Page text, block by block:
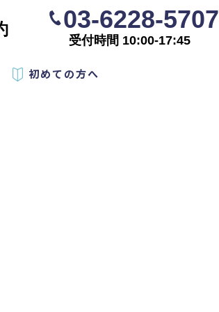
03-6228-5707
受付時間 10:00-17:45
初めての方へ